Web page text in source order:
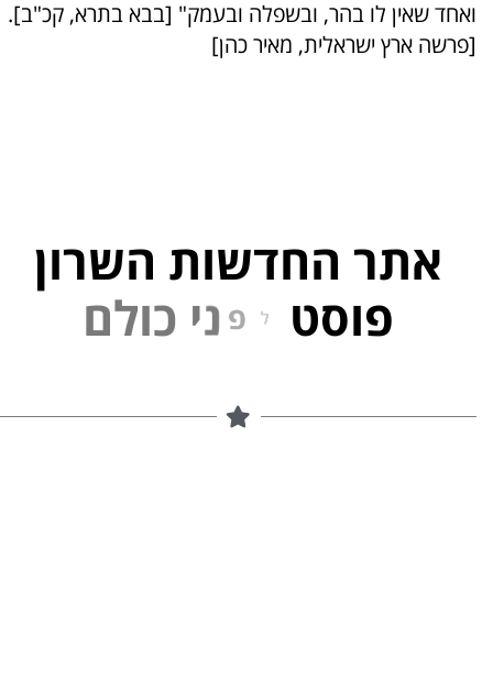
ואחד שאין לו בהר, ובשפלה ובעמק" [בבא בתרא, קכ"ב].
[פרשה ארץ ישראלית, מאיר כהן]
אתר החדשות השרון
פוסט